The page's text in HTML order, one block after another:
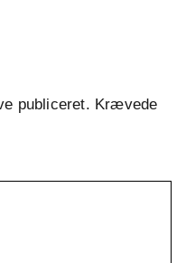
publiceret. Krævede